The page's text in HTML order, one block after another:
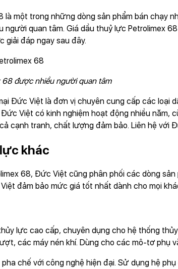
là một trong những dòng sản phẩm bán chạy
quan tâm. Giá dầu thuỷ lực Petrolimex
giải đáp ngay sau đây.
68 được nhiều người quan tâm
Đức Việt là đơn vị chuyên cung cấp các loại
Việt có kinh nghiệm hoạt động nhiều
cạnh tranh, chất lượng đảm bảo. Liên hệ
khác
68, Đức Việt cũng phân phối các dòng
đảm bảo mức giá tốt nhất dành cho mọi
lực cao cấp, chuyên dụng cho hệ thống
các máy nén khí. Dùng cho các mô-tơ
chế với công nghệ hiện đại. Sử dụng hệ